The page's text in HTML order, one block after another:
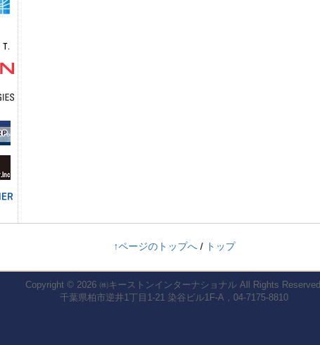
↑ページのトップへ/ トップ
Copyright © 2026 ㈱キーストンインターナショナルAll Rights Reserved.
千葉県柏市逆井1丁目1-21 染谷ビル1F-A，04-7175-8810